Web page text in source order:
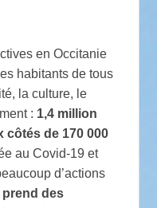
en Occitanie
habitants de tous
la culture, le
: 1,4 million
côtés de 170 000
au Covid-19 et
d’actions
prend des